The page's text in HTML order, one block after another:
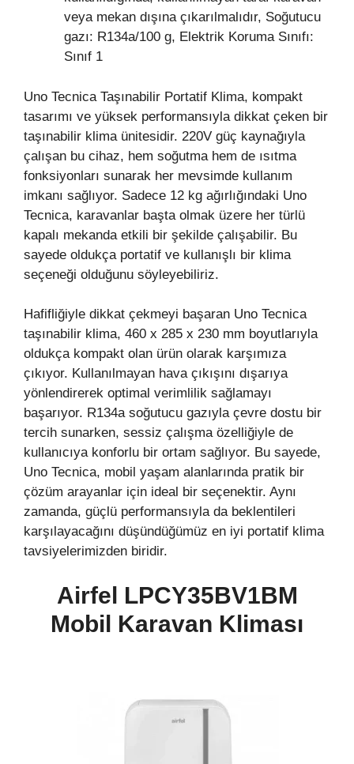
veya mekan dışına çıkarılmalıdır, Soğutucu
gazı: R134a/100 g, Elektrik Koruma Sınıfı:
Sınıf 1
Uno Tecnica Taşınabilir Portatif Klima, kompakt
tasarımı ve yüksek performansıyla dikkat çeken bir
taşınabilir klima ünitesidir. 220V güç kaynağıyla
çalışan bu cihaz, hem soğutma hem de ısıtma
fonksiyonları sunarak her mevsimde kullanım
imkanı sağlıyor. Sadece 12 kg ağırlığındaki Uno
Tecnica, karavanlar başta olmak üzere her türlü
kapalı mekanda etkili bir şekilde çalışabilir. Bu
sayede oldukça portatif ve kullanışlı bir klima
seçeneği olduğunu söyleyebiliriz.
Hafifliğiyle dikkat çekmeyi başaran Uno Tecnica
taşınabilir klima, 460 x 285 x 230 mm boyutlarıyla
oldukça kompakt olan ürün olarak karşımıza
çıkıyor. Kullanılmayan hava çıkışını dışarıya
yönlendirerek optimal verimlilik sağlamayı
başarıyor. R134a soğutucu gazıyla çevre dostu bir
tercih sunarken, sessiz çalışma özelliğiyle de
kullanıcıya konforlu bir ortam sağlıyor. Bu sayede,
Uno Tecnica, mobil yaşam alanlarında pratik bir
çözüm arayanlar için ideal bir seçenektir. Aynı
zamanda, güçlü performansıyla da beklentileri
karşılayacağını düşündüğümüz en iyi portatif klima
tavsiyelerimizden biridir.
Airfel LPCY35BV1BM
Mobil Karavan Kliması